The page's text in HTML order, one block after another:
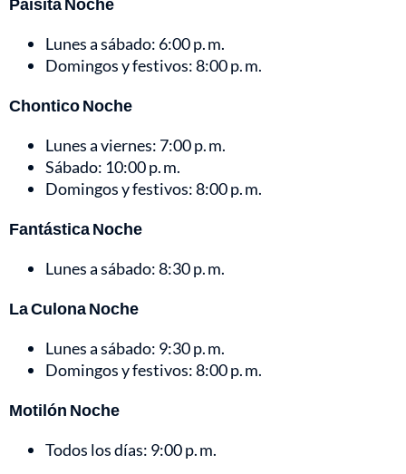
Lunes a sábado: 6:00 p. m.
Domingos y festivos: 8:00 p. m.
Chontico Noche
Lunes a viernes: 7:00 p. m.
Sábado: 10:00 p. m.
Domingos y festivos: 8:00 p. m.
Fantástica Noche
Lunes a sábado: 8:30 p. m.
La Culona Noche
Lunes a sábado: 9:30 p. m.
Domingos y festivos: 8:00 p. m.
Motilón Noche
Todos los días: 9:00 p. m.